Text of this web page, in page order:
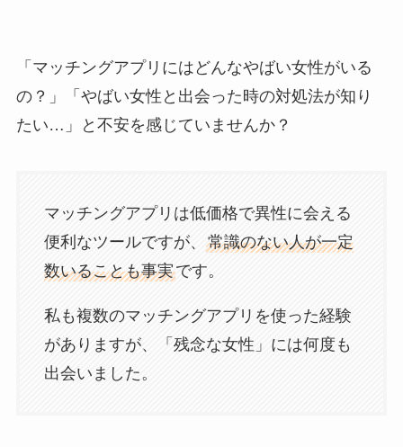
「マッチングアプリにはどんなやばい女性がいる
の？」「やばい女性と出会った時の対処法が知り
たい…」と不安を感じていませんか？
マッチングアプリは低価格で異性に会える
便利なツールですが、 常識のない人が一定
数いることも事実です。
私も複数のマッチングアプリを使った経験
がありますが、「残念な女性」には何度も
出会いました。